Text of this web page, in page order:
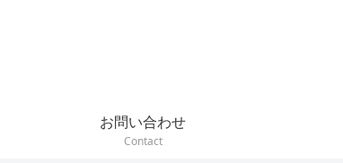
お問い合わせ
Contact